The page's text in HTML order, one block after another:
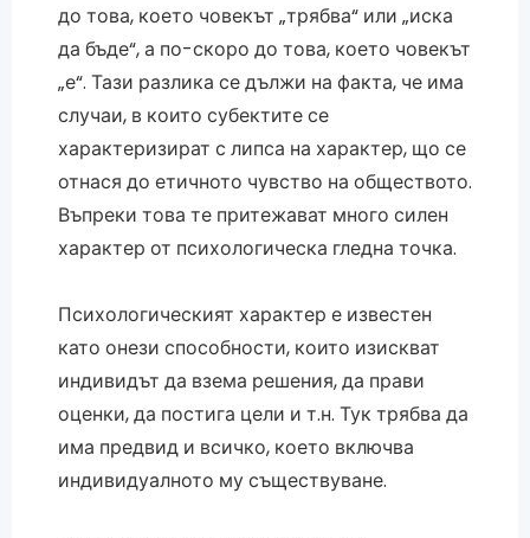
до това, което човекът „трябва“ или „иска
да бъде“, а по-скоро до това, което човекът
„е“. Тази разлика се дължи на факта, че има
случаи, в които субектите се
характеризират с липса на характер, що се
отнася до етичното чувство на обществото.
Въпреки това те притежават много силен
характер от психологическа гледна точка.
Психологическият характер е известен
като онези способности, които изискват
индивидът да взема решения, да прави
оценки, да постига цели и т.н. Тук трябва да
има предвид и всичко, което включва
индивидуалното му съществуване.